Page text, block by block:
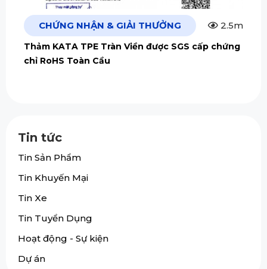
CHỨNG NHẬN & GIẢI THƯỞNG 2.5m
Thảm KATA TPE Tràn Viền được SGS cấp chứng
chỉ RoHS Toàn Cầu
Tin tức
Tin Sản Phẩm
Tin Khuyến Mại
Tin Xe
Tin Tuyển Dụng
Hoạt động - Sự kiện
Dự án